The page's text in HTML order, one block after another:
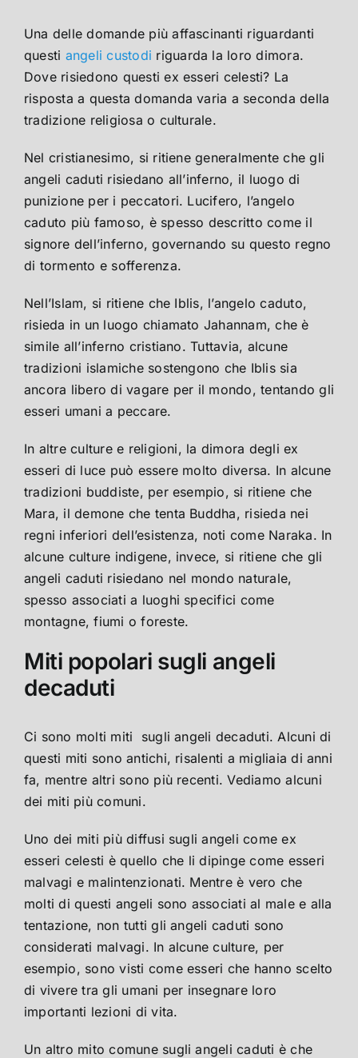
Una delle domande più affascinanti riguardanti
questi angeli custodi riguarda la loro dimora.
Dove risiedono questi ex esseri celesti? La
risposta a questa domanda varia a seconda della
tradizione religiosa o culturale.
Nel cristianesimo, si ritiene generalmente che gli
angeli caduti risiedano all’inferno, il luogo di
punizione per i peccatori. Lucifero, l’angelo
caduto più famoso, è spesso descritto come il
signore dell’inferno, governando su questo regno
di tormento e sofferenza.
Nell’Islam, si ritiene che Iblis, l’angelo caduto,
risieda in un luogo chiamato Jahannam, che è
simile all’inferno cristiano. Tuttavia, alcune
tradizioni islamiche sostengono che Iblis sia
ancora libero di vagare per il mondo, tentando gli
esseri umani a peccare.
In altre culture e religioni, la dimora degli ex
esseri di luce può essere molto diversa. In alcune
tradizioni buddiste, per esempio, si ritiene che
Mara, il demone che tenta Buddha, risieda nei
regni inferiori dell’esistenza, noti come Naraka. In
alcune culture indigene, invece, si ritiene che gli
angeli caduti risiedano nel mondo naturale,
spesso associati a luoghi specifici come
montagne, fiumi o foreste.
Miti popolari sugli angeli
decaduti
Ci sono molti miti sugli angeli decaduti. Alcuni di
questi miti sono antichi, risalenti a migliaia di anni
fa, mentre altri sono più recenti. Vediamo alcuni
dei miti più comuni.
Uno dei miti più diffusi sugli angeli come ex
esseri celesti è quello che li dipinge come esseri
malvagi e malintenzionati. Mentre è vero che
molti di questi angeli sono associati al male e alla
tentazione, non tutti gli angeli caduti sono
considerati malvagi. In alcune culture, per
esempio, sono visti come esseri che hanno scelto
di vivere tra gli umani per insegnare loro
importanti lezioni di vita.
Un altro mito comune sugli angeli caduti è che